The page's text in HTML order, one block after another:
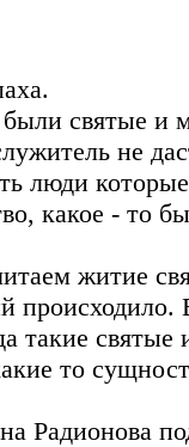
были святые
не
люди
какое - то
житие
происходило.
такие
то
Радионова